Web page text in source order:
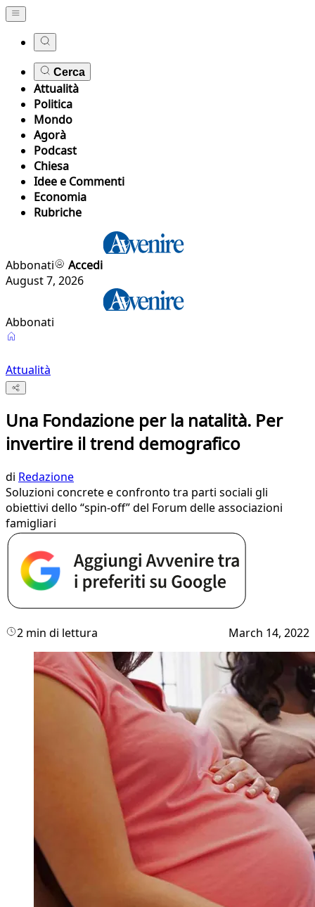
Cerca
Attualità
Politica
Mondo
Agorà
Podcast
Chiesa
Idee e Commenti
Economia
Rubriche
Abbonati
Accedi
August 7, 2026
Abbonati
Attualità
Una Fondazione per la natalità. Per
invertire il trend demografico
di Redazione
Soluzioni concrete e confronto tra parti sociali gli
obiettivi dello “spin-off” del Forum delle associazioni
famigliari
2 min di lettura March 14, 2022